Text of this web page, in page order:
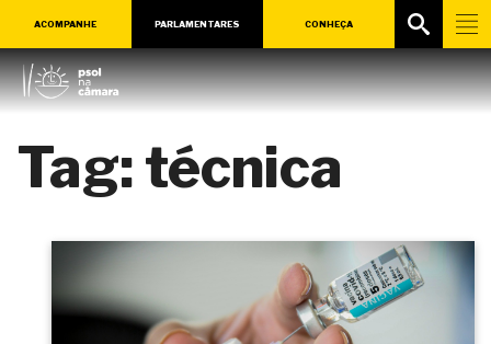
ACOMPANHE PARLAMENTARES CONHEÇA
Tag:técnica